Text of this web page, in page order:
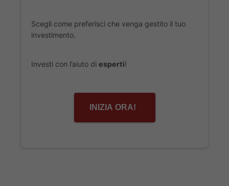
Scegli come preferisci che venga gestito il tuo
investimento.
Investi con l’aiuto di esperti!
INIZIA ORA!